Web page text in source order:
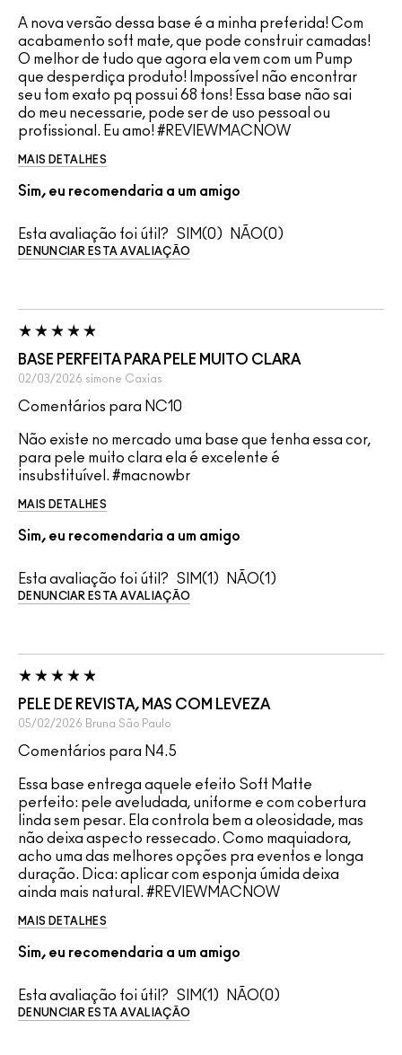
A nova versão dessa base é a minha preferida! Com
acabamento soft mate, que pode construir camadas!
O melhor de tudo que agora ela vem com um Pump
que desperdiça produto! Impossível não encontrar
seu tom exato pq possui 68 tons! Essa base não sai
do meu necessarie, pode ser de uso pessoal ou
profissional. Eu amo! #REVIEWMACNOW
MAIS DETALHES
Sim, eu recomendaria a um amigo
Esta avaliação foi útil? 0 0
DENUNCIAR ESTA AVALIAÇÃO
BASE PERFEITA PARA PELE MUITO CLARA
02/03/2026 simone Caxias
Comentários para NC10
Não existe no mercado uma base que tenha essa cor,
para pele muito clara ela é excelente é
insubstituível. #macnowbr
MAIS DETALHES
Sim, eu recomendaria a um amigo
Esta avaliação foi útil? 1 1
DENUNCIAR ESTA AVALIAÇÃO
PELE DE REVISTA, MAS COM LEVEZA
05/02/2026 Bruna São Paulo
Comentários para N4.5
Essa base entrega aquele efeito Soft Matte
perfeito: pele aveludada, uniforme e com cobertura
linda sem pesar. Ela controla bem a oleosidade, mas
não deixa aspecto ressecado. Como maquiadora,
acho uma das melhores opções pra eventos e longa
duração. Dica: aplicar com esponja úmida deixa
ainda mais natural. #REVIEWMACNOW
MAIS DETALHES
Sim, eu recomendaria a um amigo
Esta avaliação foi útil? 1 0
DENUNCIAR ESTA AVALIAÇÃO